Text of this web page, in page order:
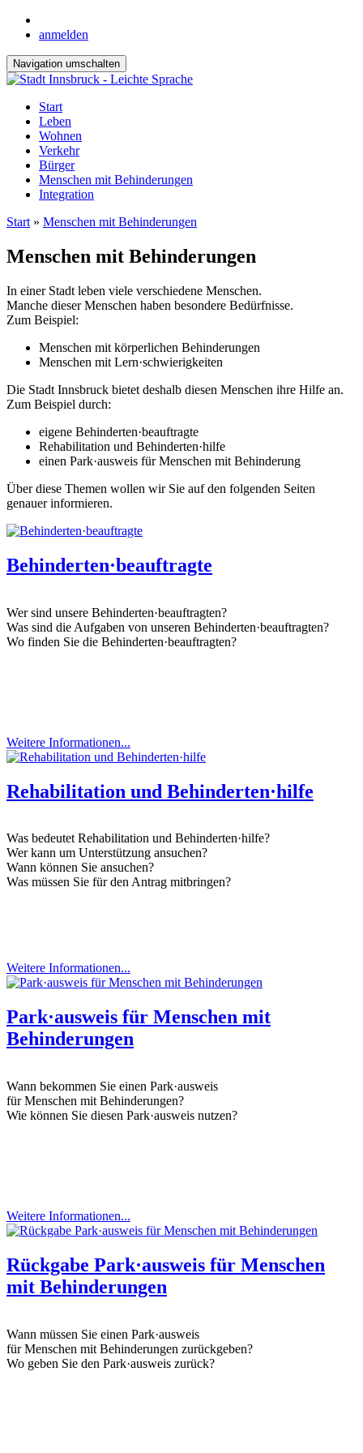
anmelden
Navigation umschalten
Start
Leben
Wohnen
Verkehr
Bürger
Menschen mit Behinderungen
Integration
Start » Menschen mit Behinderungen
Menschen mit Behinderungen
In einer Stadt leben viele verschiedene Menschen.
Manche dieser Menschen haben besondere Bedürfnisse.
Zum Beispiel:
Menschen mit körperlichen Behinderungen
Menschen mit Lern·schwierigkeiten
Die Stadt Innsbruck bietet deshalb diesen Menschen ihre Hilfe an.
Zum Beispiel durch:
eigene Behinderten·beauftragte
Rehabilitation und Behinderten·hilfe
einen Park·ausweis für Menschen mit Behinderung
Über diese Themen wollen wir Sie auf den folgenden Seiten
genauer informieren.
Behinderten·beauftragte
Wer sind unsere Behinderten·beauftragten?
Was sind die Aufgaben von unseren Behinderten·beauftragten?
Wo finden Sie die Behinderten·beauftragten?
Weitere Informationen...
Rehabilitation und Behinderten·hilfe
Was bedeutet Rehabilitation und Behinderten·hilfe?
Wer kann um Unterstützung ansuchen?
Wann können Sie ansuchen?
Was müssen Sie für den Antrag mitbringen?
Weitere Informationen...
Park·ausweis für Menschen mit
Behinderungen
Wann bekommen Sie einen Park·ausweis
für Menschen mit Behinderungen?
Wie können Sie diesen Park·ausweis nutzen?
Weitere Informationen...
Rückgabe Park·ausweis für Menschen
mit Behinderungen
Wann müssen Sie einen Park·ausweis
für Menschen mit Behinderungen zurückgeben?
Wo geben Sie den Park·ausweis zurück?